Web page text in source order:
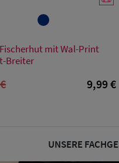
Einheitsgröße
mit Wal-Print
Breiter
9,99 €
UNSERE